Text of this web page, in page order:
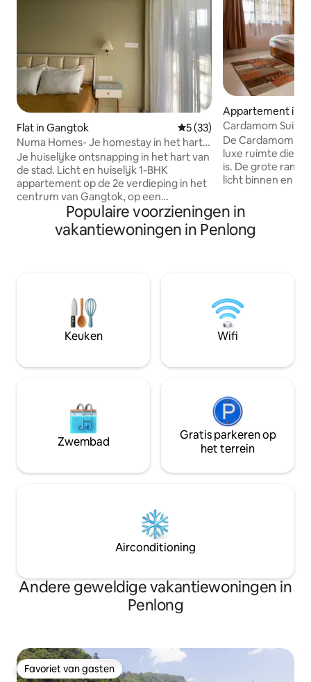
Flat in Gangtok Gemiddelde beoordeling
5 (33)
Numa Homes- Je homestay in het hart
van Gangtok
Je huiselijke ontsnapping in het hart van
de stad. Licht en huiselijk 1-BHK
appartement op de 2e verdieping in het
centrum van Gangtok, op een
steenworp afstand van MG Marg. Met
cafés, restaurants en geldautomaten op
een minuut lopen en taxi's die
combineert comfort met een premium
gevoel, waardoor het een ideale
uitvalsbasis is voor koppels, soloreizigers
of gezinnen die op zoek zijn naar een
het je gemakkelijk en geniet van je
Appartement in
Cardamom Suite
Residence
De Cardamom
luxe ruimte die
is. De grote
licht binnen en
ruimte bevindt
onafhankelijke
volledige privacy.
parkeerplaats.
samengestelde
en transfers
geweldige
Populaire voorzieningen in
vakantiewoningen in Penlong
Keuken Wifi
Zwembad
Gratis parkeren op
het terrein
Airconditioning
Andere geweldige vakantiewoningen in
Penlong
Favoriet van gasten
Favoriet van gasten